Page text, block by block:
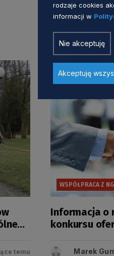
temu
WSPÓŁPRACA Z
Informacja o
konkursu
Marek
rodzaje cookies
informacji w
Nie akceptuję
Akceptuję